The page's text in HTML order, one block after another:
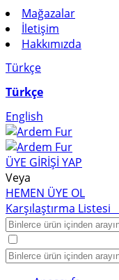
Mağazalar
İletişim
Hakkımızda
Türkçe
Türkçe
English
ÜYE GİRİŞİ YAP
Veya
HEMEN ÜYE OL
Karşılaştırma Listesi